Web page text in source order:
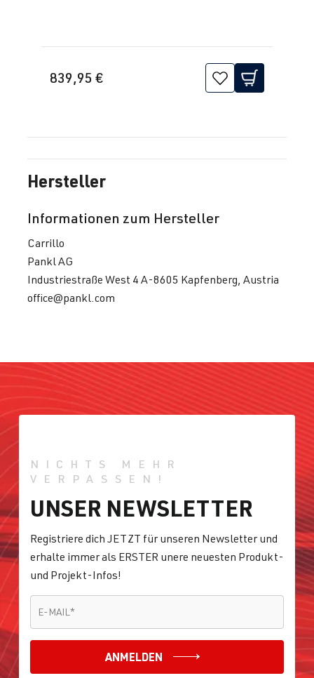
839,95 €
Hersteller
Informationen zum Hersteller
Carrillo
Pankl AG
Industriestraße West 4 A-8605 Kapfenberg, Austria
office@pankl.com
NICHTS MEHR
VERPASSEN!
UNSER NEWSLETTER
Registriere dich JETZT für unseren Newsletter und
erhalte immer als ERSTER unere neuesten Produkt-
und Projekt-Infos!
E-MAIL *
ANMELDEN